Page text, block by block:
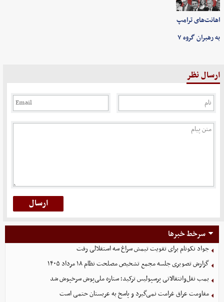
اهانت‌های ترامپ
به رهبران گروه ۷
ارسال نظر
سرخط خبرها
جواد نکونام برای تقویت تیمش سراغ سه استقلالی رفت
گزارش تصویری جلسه مجمع تشخیص مصلحت نظام ۱۸ مرداد ۱۴۰۵
بمب نقل‌وانتقالاتی پرسپولیس ترکید؛ ستاره ملی‌پوش سرخپوش شد
مقاومت عراق غرامت نمی‌گیرد و پاسخ به عربستان حتمی است